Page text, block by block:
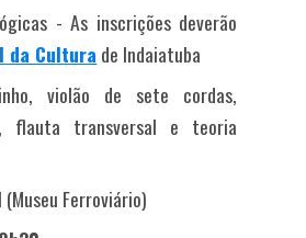
- As inscrições deverão
da Cultura de Indaiatuba
violão de sete cordas,
flauta transversal e teoria
Ferroviário)